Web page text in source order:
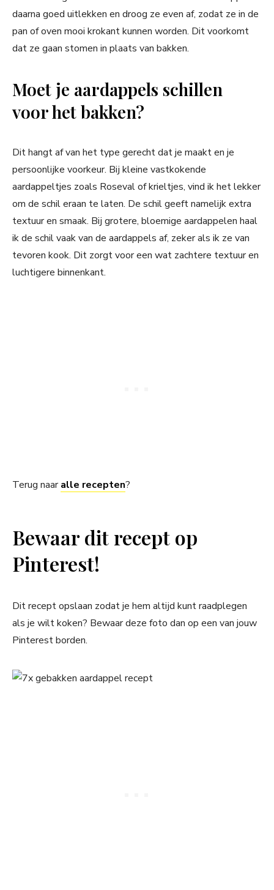
daarna goed uitlekken en droog ze even af, zodat ze in de
pan of oven mooi krokant kunnen worden. Dit voorkomt
dat ze gaan stomen in plaats van bakken.
Moet je aardappels schillen
voor het bakken?
Dit hangt af van het type gerecht dat je maakt en je
persoonlijke voorkeur. Bij kleine vastkokende
aardappeltjes zoals Roseval of krieltjes, vind ik het lekker
om de schil eraan te laten. De schil geeft namelijk extra
textuur en smaak. Bij grotere, bloemige aardappelen haal
ik de schil vaak van de aardappels af, zeker als ik ze van
tevoren kook. Dit zorgt voor een wat zachtere textuur en
luchtigere binnenkant.
Terug naaralle recepten?
Bewaar dit recept op
Pinterest!
Dit recept opslaan zodat je hem altijd kunt raadplegen
als je wilt koken? Bewaar deze foto dan op een van jouw
Pinterest borden.